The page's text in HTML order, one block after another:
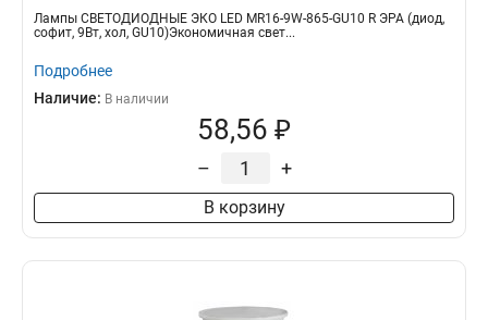
Лампы СВЕТОДИОДНЫЕ ЭКО LED MR16-9W-865-GU10 R ЭРА (диод,
софит, 9Вт, хол, GU10)Экономичная свет...
Подробнее
Наличие: В наличии
58,56 ₽
– +
В корзину